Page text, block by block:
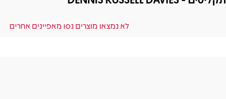
לא נמצאו מוצרים נסו מאפיינים אחרים